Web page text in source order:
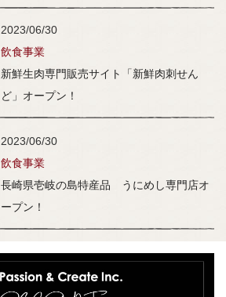
2023/06/30
飲食事業
新鮮生肉専門販売サイト「新鮮肉刺せん
ど」オープン！
2023/06/30
飲食事業
長崎県壱岐の島特産品 うにめし専門店オ
ープン！